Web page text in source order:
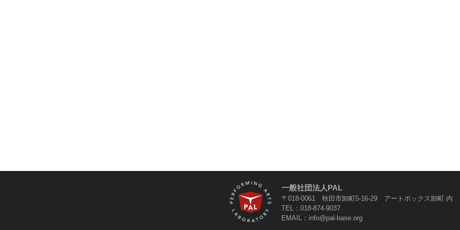
一般社団法人PAL
〒018-0061 秋田市卸町5-16-29 アートボックス卸町 内
TEL：018-874-9037
EMAIL：info@pal-base.org